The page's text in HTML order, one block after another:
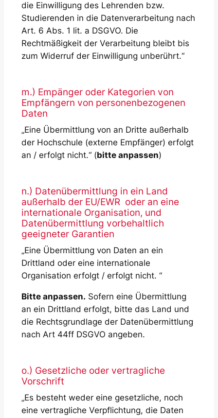
die Einwilligung des Lehrenden bzw.
Studierenden in die Datenverarbeitung nach
Art. 6 Abs. 1 lit. a DSGVO. Die
Rechtmäßigkeit der Verarbeitung bleibt bis
zum Widerruf der Einwilligung unberührt.“
m.) Empänger oder Kategorien von
Empfängern von personenbezogenen
Daten
„Eine Übermittlung von an Dritte außerhalb
der Hochschule (externe Empfänger) erfolgt
an / erfolgt nicht.“ (bitte anpassen)
n.) Datenübermittlung in ein Land
außerhalb der EU/EWR oder an eine
internationale Organisation, und
Datenübermittlung vorbehaltlich
geeigneter Garantien
„Eine Übermittlung von Daten an ein
Drittland oder eine internationale
Organisation erfolgt / erfolgt nicht. “
Bitte anpassen. Sofern eine Übermittlung
an ein Drittland erfolgt, bitte das Land und
die Rechtsgrundlage der Datenübermittlung
nach Art 44ff DSGVO angeben.
o.) Gesetzliche oder vertragliche
Vorschrift
„Es besteht weder eine gesetzliche, noch
eine vertragliche Verpflichtung, die Daten